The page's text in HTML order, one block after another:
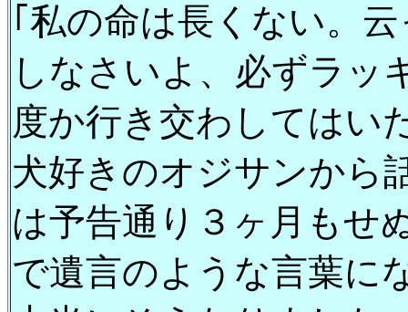
｢私の命は長くない。
しなさいよ、必ずラッ
度か行き交わしてはい
犬好きのオジサンから
は予告通り３ヶ月もせ
で遺言のような言葉に